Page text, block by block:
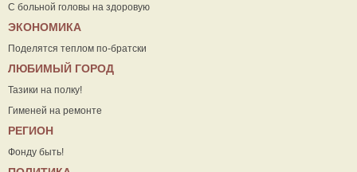
С больной головы на здоровую
ЭКОНОМИКА
Поделятся теплом по-братски
ЛЮБИМЫЙ ГОРОД
Тазики на полку!
Гименей на ремонте
РЕГИОН
Фонду быть!